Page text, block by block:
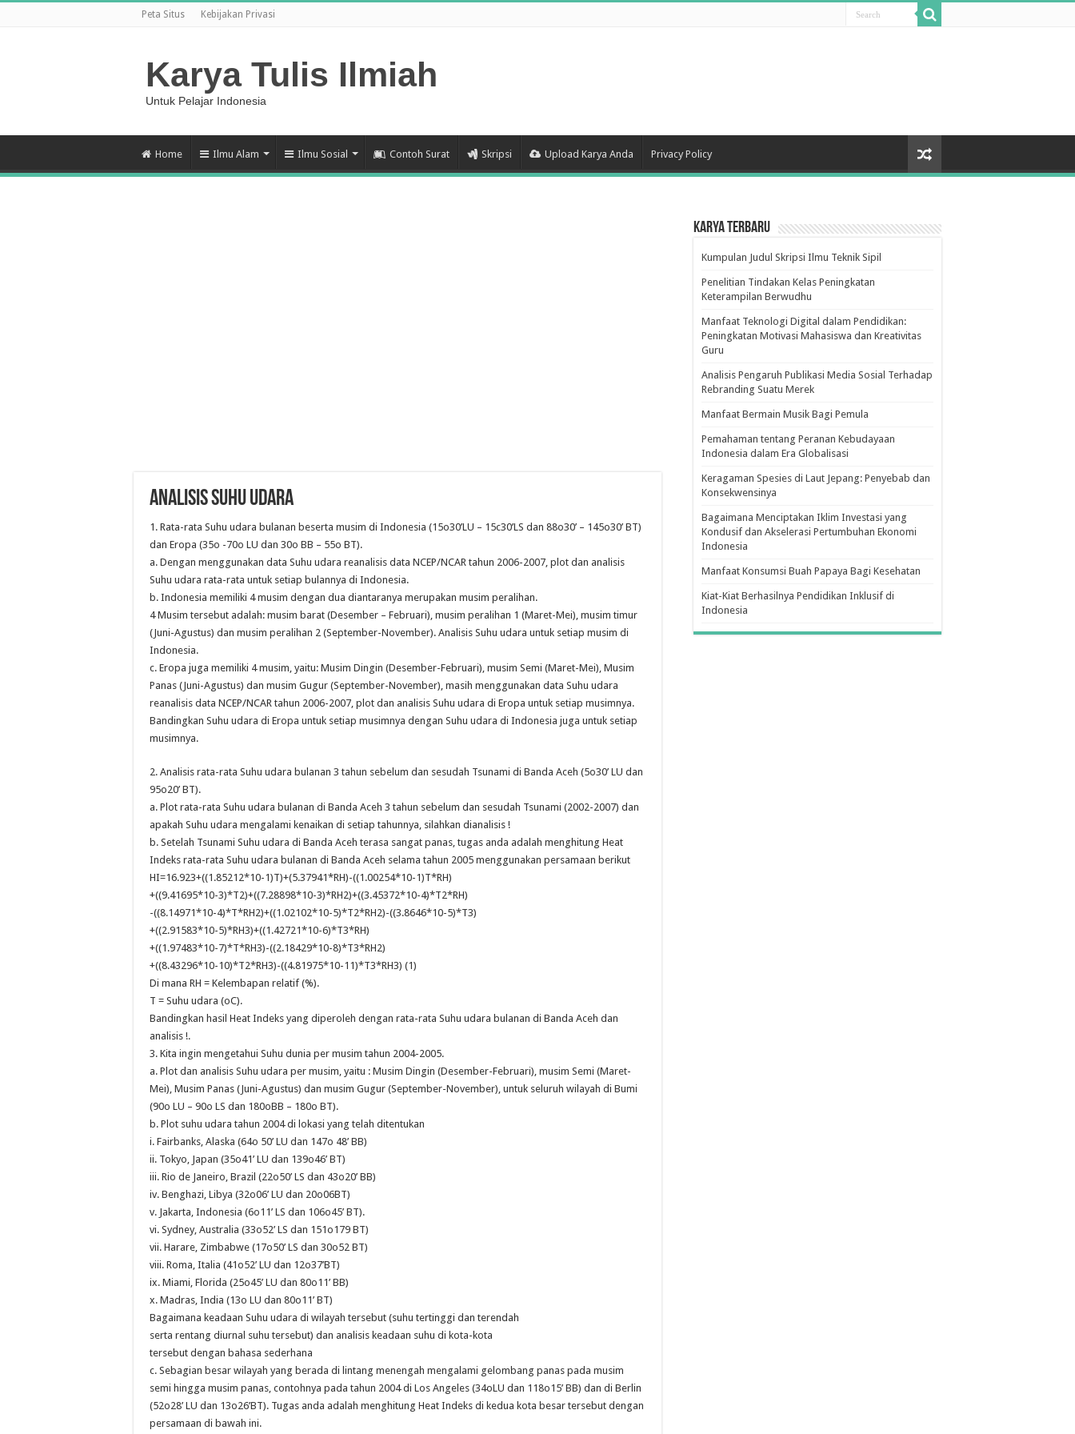
Peta Situs Kebijakan Privasi
Karya Tulis Ilmiah
Untuk Pelajar Indonesia
Home Ilmu Alam Ilmu Sosial Contoh Surat Skripsi Upload Karya Anda Privacy Policy
ANALISIS SUHU UDARA
1. Rata-rata Suhu udara bulanan beserta musim di Indonesia (15o30’LU – 15c30’LS dan 88o30’ – 145o30’ BT)
dan Eropa (35o -70o LU dan 30o BB – 55o BT).
a. Dengan menggunakan data Suhu udara reanalisis data NCEP/NCAR tahun 2006-2007, plot dan analisis
Suhu udara rata-rata untuk setiap bulannya di Indonesia.
b. Indonesia memiliki 4 musim dengan dua diantaranya merupakan musim peralihan.
4 Musim tersebut adalah: musim barat (Desember – Februari), musim peralihan 1 (Maret-Mei), musim timur
(Juni-Agustus) dan musim peralihan 2 (September-November). Analisis Suhu udara untuk setiap musim di
Indonesia.
c. Eropa juga memiliki 4 musim, yaitu: Musim Dingin (Desember-Februari), musim Semi (Maret-Mei), Musim
Panas (Juni-Agustus) dan musim Gugur (September-November), masih menggunakan data Suhu udara
reanalisis data NCEP/NCAR tahun 2006-2007, plot dan analisis Suhu udara di Eropa untuk setiap musimnya.
Bandingkan Suhu udara di Eropa untuk setiap musimnya dengan Suhu udara di Indonesia juga untuk setiap
musimnya.
2. Analisis rata-rata Suhu udara bulanan 3 tahun sebelum dan sesudah Tsunami di Banda Aceh (5o30’ LU dan
95o20’ BT).
a. Plot rata-rata Suhu udara bulanan di Banda Aceh 3 tahun sebelum dan sesudah Tsunami (2002-2007) dan
apakah Suhu udara mengalami kenaikan di setiap tahunnya, silahkan dianalisis !
b. Setelah Tsunami Suhu udara di Banda Aceh terasa sangat panas, tugas anda adalah menghitung Heat
Indeks rata-rata Suhu udara bulanan di Banda Aceh selama tahun 2005 menggunakan persamaan berikut
HI=16.923+((1.85212*10-1)T)+(5.37941*RH)-((1.00254*10-1)T*RH)
+((9.41695*10-3)*T2)+((7.28898*10-3)*RH2)+((3.45372*10-4)*T2*RH)
-((8.14971*10-4)*T*RH2)+((1.02102*10-5)*T2*RH2)-((3.8646*10-5)*T3)
+((2.91583*10-5)*RH3)+((1.42721*10-6)*T3*RH)
+((1.97483*10-7)*T*RH3)-((2.18429*10-8)*T3*RH2)
+((8.43296*10-10)*T2*RH3)-((4.81975*10-11)*T3*RH3) (1)
Di mana RH = Kelembapan relatif (%).
T = Suhu udara (oC).
Bandingkan hasil Heat Indeks yang diperoleh dengan rata-rata Suhu udara bulanan di Banda Aceh dan
analisis !.
3. Kita ingin mengetahui Suhu dunia per musim tahun 2004-2005.
a. Plot dan analisis Suhu udara per musim, yaitu : Musim Dingin (Desember-Februari), musim Semi (Maret-
Mei), Musim Panas (Juni-Agustus) dan musim Gugur (September-November), untuk seluruh wilayah di Bumi
(90o LU – 90o LS dan 180oBB – 180o BT).
b. Plot suhu udara tahun 2004 di lokasi yang telah ditentukan
i. Fairbanks, Alaska (64o 50’ LU dan 147o 48’ BB)
ii. Tokyo, Japan (35o41’ LU dan 139o46’ BT)
iii. Rio de Janeiro, Brazil (22o50’ LS dan 43o20’ BB)
iv. Benghazi, Libya (32o06’ LU dan 20o06BT)
v. Jakarta, Indonesia (6o11’ LS dan 106o45’ BT).
vi. Sydney, Australia (33o52’ LS dan 151o179 BT)
vii. Harare, Zimbabwe (17o50’ LS dan 30o52 BT)
viii. Roma, Italia (41o52’ LU dan 12o37’BT)
ix. Miami, Florida (25o45’ LU dan 80o11’ BB)
x. Madras, India (13o LU dan 80o11’ BT)
Bagaimana keadaan Suhu udara di wilayah tersebut (suhu tertinggi dan terendah
serta rentang diurnal suhu tersebut) dan analisis keadaan suhu di kota-kota
tersebut dengan bahasa sederhana
c. Sebagian besar wilayah yang berada di lintang menengah mengalami gelombang panas pada musim
semi hingga musim panas, contohnya pada tahun 2004 di Los Angeles (34oLU dan 118o15’ BB) dan di Berlin
(52o28’ LU dan 13o26’BT). Tugas anda adalah menghitung Heat Indeks di kedua kota besar tersebut dengan
persamaan di bawah ini.
Karya Terbaru
Kumpulan Judul Skripsi Ilmu Teknik Sipil
Penelitian Tindakan Kelas Peningkatan
Keterampilan Berwudhu
Manfaat Teknologi Digital dalam Pendidikan:
Peningkatan Motivasi Mahasiswa dan Kreativitas
Guru
Analisis Pengaruh Publikasi Media Sosial Terhadap
Rebranding Suatu Merek
Manfaat Bermain Musik Bagi Pemula
Pemahaman tentang Peranan Kebudayaan
Indonesia dalam Era Globalisasi
Keragaman Spesies di Laut Jepang: Penyebab dan
Konsekwensinya
Bagaimana Menciptakan Iklim Investasi yang
Kondusif dan Akselerasi Pertumbuhan Ekonomi
Indonesia
Manfaat Konsumsi Buah Papaya Bagi Kesehatan
Kiat-Kiat Berhasilnya Pendidikan Inklusif di
Indonesia